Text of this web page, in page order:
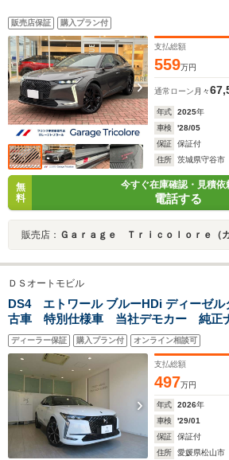
販売店保証 購入プラン付
支払総額
559万円
通常ローン 月々
年式 2025年
車検
'28/05
保証
保証付
住所
茨城県守谷市
無
料
今すぐ在庫確認・見積依
電話する
販売店： Ｇａｒａｇｅ Ｔｒｉｃｏｌｏｒｅ（ガ
ＤＳオートモビル
DS4 エトワール ブルーHDi ディーゼ
古車 特別仕様車 当社デモカー 純正
ゲート 360カメラ LED 禁煙車
書 記録簿 スペアキー フロアマット
ディーラー保証 購入プラン付 オンライン相談可
支払総額
497万円
年式 2026年
車検
'29/01
保証
保証付
住所
愛媛県松山市